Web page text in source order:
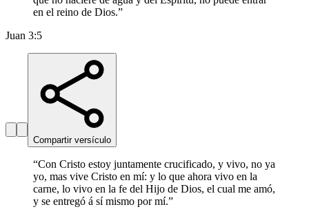
en el reino de Dios.”
Juan 3:5
Compartir versículo
“Con Cristo estoy juntamente crucificado, y vivo, no ya
yo, mas vive Cristo en mí: y lo que ahora vivo en la
carne, lo vivo en la fe del Hijo de Dios, el cual me amó,
y se entregó á sí mismo por mí.”